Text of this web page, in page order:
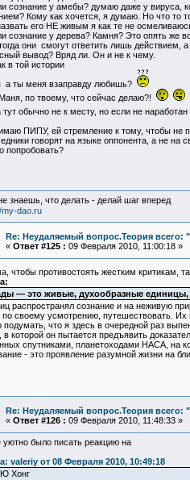
сознание у амебы? думаю даже у вируса,
Кому как хочется, я думаю. Но что то
его НЕ живым я как те не
сознание у дерева? Камня? Это опять же
они смогут ответить лишь действием,
вывод? Вряд ли. Он и не к чему.
в той истории
а ты меня взаправду любишь?
по твоему, что сейчас делаю?!
обычно не к месту, но если не
ПИПУ, ей стремление к тому, чтобы не
говорят на языке оппонента, а не на
попробовать?
знаешь, что делать - делай шаг вперед
my-dao.ru
Re: Неудаляемый вопрос.Теория
« Ответ #125 : 09 Февраля 2010, 11:00:18 »
чтобы противостоять жестким критикам,
— это живые, духообразные единицы,
распространял сознание и на неживую
по своему усмотрению, путешествовать.
подумать, что я здесь в очередной раз
в которой он пытается предъявить
спутниками, планетоходами НАСА, на
- это проявление разумной жизни на
Re: Неудаляемый вопрос.Теория
« Ответ #126 : 09 Февраля 2010, 11:48:33 »
уютно было писать реакцию на
valeriy от 08 Февраля 2010, 10:49:18
Хонг